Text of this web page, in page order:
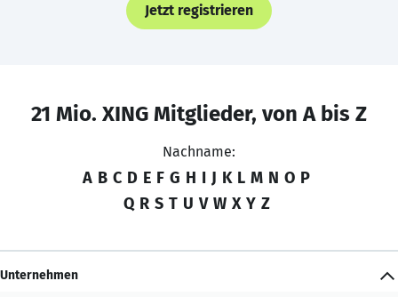
Jetzt registrieren
21 Mio. XING Mitglieder, von A bis Z
Nachname:
A B C D E F G H I J K L M N O P
Q R S T U V W X Y Z
Unternehmen